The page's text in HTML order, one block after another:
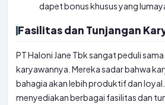
dapet bonus khusus yang
Fasilitas dan Tunjangan
PT Haloni Jane Tbk sangat peduli
karyawannya. Mereka sadar bahwa
bahagia akan lebih produktif dan loyal.
menyediakan berbagai fasilitas dan